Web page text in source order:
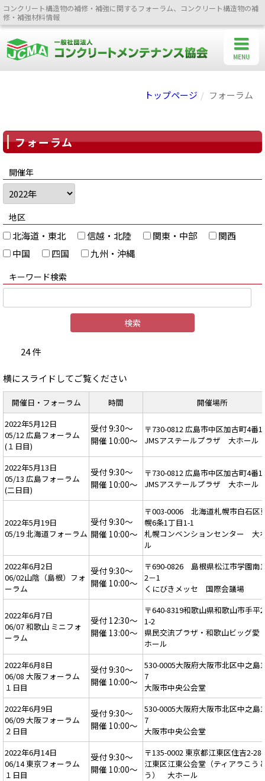
コンクリート構造物の補修・補強に関するフォーラム、コンクリート構造物の補
修・補強材料情報
トップページ フォーラム
フォーラム
開催年
地区
北海道・東北 信越・北陸 関東・中部
関西
中国
四国 九州・沖縄
キーワード検索
24 件
横にスライドしてご覧ください
開催日・フォーラム 時間
開催場所
2022年5月12日
05/12 広島フォーラム
(１日目)
受付 9:30～
開催 10:00～
〒730-0812 広島市中区加古町4番
JMSアステールプラザ 大ホール
2022年5月13日
05/13 広島フォーラム
(二日目)
受付 9:30～
開催 10:00～
〒730-0812 広島市中区加古町4番
JMSアステールプラザ 大ホール
2022年5月19日
05/19 北海道フォーラム
受付 9:30～
開催 10:00～
〒003-0006 北海道札幌市白石区
幌6条1丁目1-1
札幌コンベンションセンター 大
ル
2022年6月2日
06/02山陰（島根）フォ
ーラム
受付 9:30～
開催 10:00～
〒690-0826 島根県松江市学園南
2－1
くにびきメッセ 国際会議場
2022年6月7日
06/07 和歌山 ミニフォ
ーラム
受付 12:30～
開催 13:00～
〒640-8319和歌山県和歌山市手平
1-2
県民交流プラザ・和歌山ビッグ
ホール
2022年6月8日
06/08 大阪フォーラム
１日目
受付 9:30～
開催 10:00～
530-0005大阪府大阪市北区中之島
7
大阪市中央公会堂
2022年6月9日
06/09 大阪フォーラム
２日目
受付 9:30～
開催 10:00～
530-0005大阪府大阪市北区中之島
7
大阪市中央公会堂
2022年6月14日
06/14 東京フォーラム
１日目
受付 9:30～
開催 10:00～
〒135-0002 東京都江東区住吉2-
江東区江東公会堂（ティアラこう
う） 大ホール
MENU